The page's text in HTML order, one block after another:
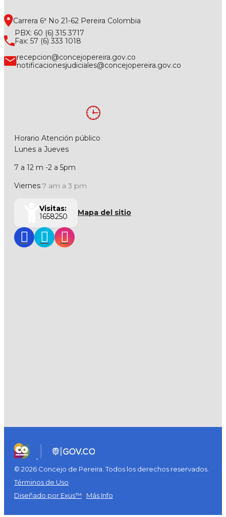
Carrera 6ª No 21-62 Pereira Colombia
PBX: 60 (6) 315 3717
Fax: 57 (6) 333 1018
recepcion@concejopereira.gov.co
notificacionesjudiciales@concejopereira.gov.co
Horario Atención público
Lunes a Jueves
7 a 12 m -2 a 5pm
Viernes 7 am a 3 pm
Visitas:
1658250
Mapa del sitio
© 2026 Concejo de Pereira. Todos los derechos reservados.
Términos de Uso
Diseñado por Exus™ | Más Info